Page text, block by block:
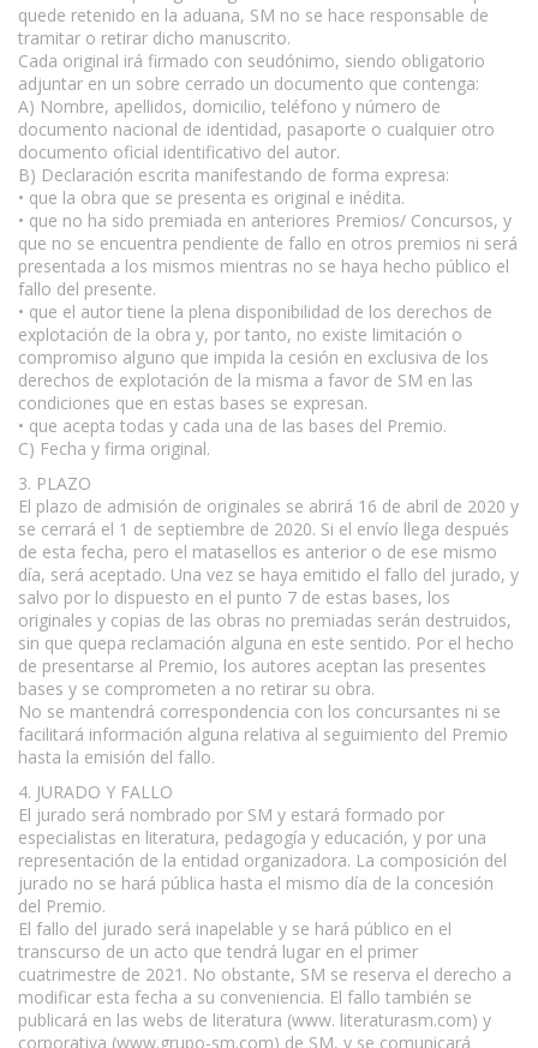
quede retenido en la aduana, SM no se hace responsable de
tramitar o retirar dicho manuscrito.
Cada original irá firmado con seudónimo, siendo obligatorio
adjuntar en un sobre cerrado un documento que contenga:
A) Nombre, apellidos, domicilio, teléfono y número de
documento nacional de identidad, pasaporte o cualquier otro
documento oficial identificativo del autor.
B) Declaración escrita manifestando de forma expresa:
• que la obra que se presenta es original e inédita.
• que no ha sido premiada en anteriores Premios/ Concursos, y
que no se encuentra pendiente de fallo en otros premios ni será
presentada a los mismos mientras no se haya hecho público el
fallo del presente.
• que el autor tiene la plena disponibilidad de los derechos de
explotación de la obra y, por tanto, no existe limitación o
compromiso alguno que impida la cesión en exclusiva de los
derechos de explotación de la misma a favor de SM en las
condiciones que en estas bases se expresan.
• que acepta todas y cada una de las bases del Premio.
C) Fecha y firma original.
3. PLAZO
El plazo de admisión de originales se abrirá 16 de abril de 2020 y
se cerrará el 1 de septiembre de 2020. Si el envío llega después
de esta fecha, pero el matasellos es anterior o de ese mismo
día, será aceptado. Una vez se haya emitido el fallo del jurado, y
salvo por lo dispuesto en el punto 7 de estas bases, los
originales y copias de las obras no premiadas serán destruidos,
sin que quepa reclamación alguna en este sentido. Por el hecho
de presentarse al Premio, los autores aceptan las presentes
bases y se comprometen a no retirar su obra.
No se mantendrá correspondencia con los concursantes ni se
facilitará información alguna relativa al seguimiento del Premio
hasta la emisión del fallo.
4. JURADO Y FALLO
El jurado será nombrado por SM y estará formado por
especialistas en literatura, pedagogía y educación, y por una
representación de la entidad organizadora. La composición del
jurado no se hará pública hasta el mismo día de la concesión
del Premio.
El fallo del jurado será inapelable y se hará público en el
transcurso de un acto que tendrá lugar en el primer
cuatrimestre de 2021. No obstante, SM se reserva el derecho a
modificar esta fecha a su conveniencia. El fallo también se
publicará en las webs de literatura (www. literaturasm.com) y
corporativa (www.grupo-sm.com) de SM, y se comunicará